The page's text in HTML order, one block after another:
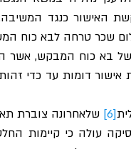
[6]